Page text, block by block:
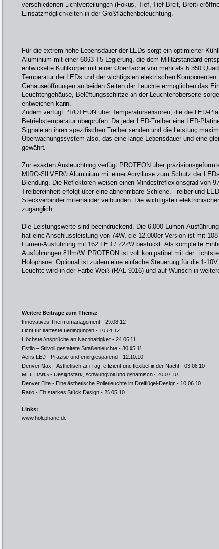
verschiedenen Lichtverteilungen (Fokus, Tief, Tief-Breit, Breit)
Einsatzmöglichkeiten in der Großflächenbeleuchtung.
Für die extrem hohe Lebensdauer der LEDs sorgt ein optimierter
Aluminium mit einer 6063-T5-Legierung, die dem Militärstandard
entwickelte Kühlkörper mit einer Oberfläche von mehr als 6.350
Temperatur der LEDs und der wichtigsten elektrischen
Gehäuseöffnungen an beiden Seiten der Leuchte ermöglichen das
Leuchtengehäuse, Belüftungsschlitze an der Leuchtenoberseite
entweichen kann.
Zudem verfügt PROTEON über Temperatursensoren, die die LED-
Betriebstemperatur überprüfen. Da jeder LED-Treiber eine LED-
Signale an ihren spezifischen Treiber senden und die Leistung
Überwachungssystem also, das eine lange Lebensdauer und eine
gewährt.
Zur exakten Ausleuchtung verfügt PROTEON über
MIRO-SILVER® Aluminium mit einer Acryllinse zum Schutz der
Blendung. Die Reflektoren weisen einen Mindestreflexionsgrad von
Treibereinheit erfolgt über eine abnehmbare Schiene. Treiber und
Steckverbinder miteinander verbunden. Die wichtigsten
zugänglich.
Die Leistungswerte sind beeindruckend. Die 6.000-Lumen-
hat eine Anschlussleistung von 74W, die 12.000er Version ist mit
Lumen-Ausführung mit 162 LED / 222W bestückt. Als komplette
Ausführungen 81lm/W. PROTEON ist voll kompatibel mit der
Holophane. Optional ist zudem eine einfache Steuerung für die 1-
Leuchte wird in der Farbe Weiß (RAL 9016) und auf Wunsch in
Weitere Beiträge zum Thema:
Innovatives Thermomanagement - 29.08.12
Licht für härteste Bedingungen - 10.04.12
Höchste Ansprüche an Nachhaltigkeit - 24.06.11
Estilo – Stilvoll gestaltete Straßenleuchte - 30.05.11
Aeris LED - Präzise und energiesparend - 12.10.10
Denver Max - Ästhetisch am Tag, effizient und flexibel in der Nacht - 03.08.10
MEL DANS - Designstark, schwungvoll und dynamisch - 20.07.10
Denver Elite - Eine ästhetische Pollerleuchte im Dreiflügel-Design - 10.06.10
Ratio - Ein starkes Stück Design - 25.05.10
Links:
www.holophane.de